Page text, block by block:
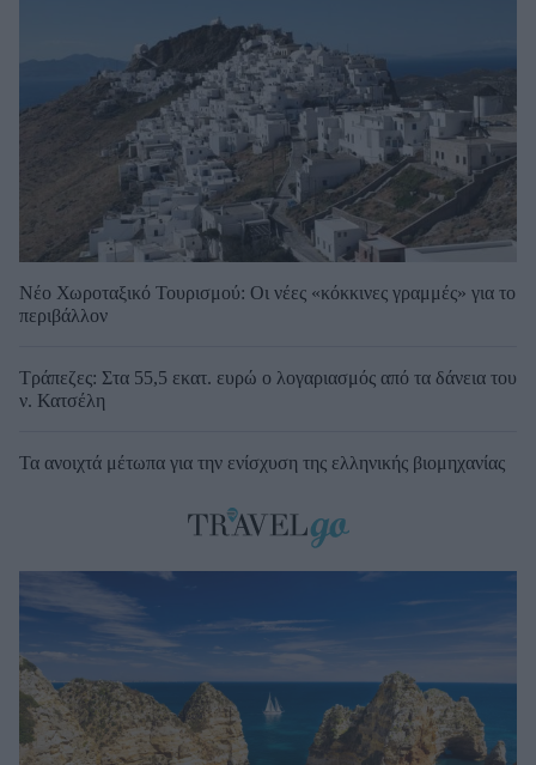
Νέο Χωροταξικό Τουρισμού: Οι νέες «κόκκινες γραμμές» για το
περιβάλλον
Τράπεζες: Στα 55,5 εκατ. ευρώ ο λογαριασμός από τα δάνεια του
ν. Κατσέλη
Τα ανοιχτά μέτωπα για την ενίσχυση της ελληνικής βιομηχανίας